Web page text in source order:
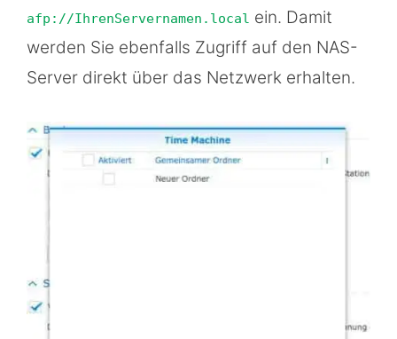
afp://IhrenServernamen.local ein. Damit
werden Sie ebenfalls Zugriff auf den NAS-
Server direkt über das Netzwerk erhalten.